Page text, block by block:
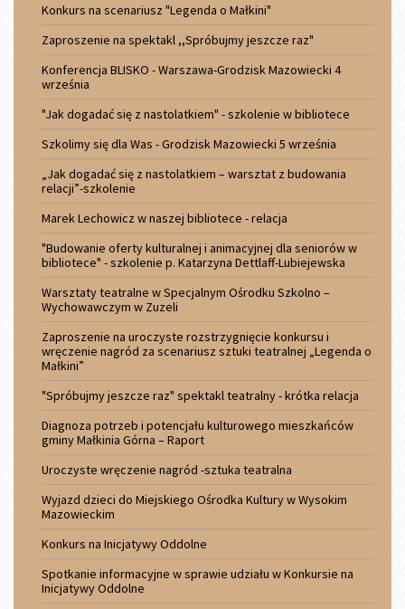
Konkurs na scenariusz "Legenda o Małkini"
Zaproszenie na spektakl ,,Spróbujmy jeszcze raz"
Konferencja BLISKO - Warszawa-Grodzisk Mazowiecki 4
września
"Jak dogadać się z nastolatkiem" - szkolenie w bibliotece
Szkolimy się dla Was - Grodzisk Mazowiecki 5 września
„Jak dogadać się z nastolatkiem – warsztat z budowania
relacji”-szkolenie
Marek Lechowicz w naszej bibliotece - relacja
"Budowanie oferty kulturalnej i animacyjnej dla seniorów w
bibliotece" - szkolenie p. Katarzyna Dettlaff-Lubiejewska
Warsztaty teatralne w Specjalnym Ośrodku Szkolno –
Wychowawczym w Zuzeli
Zaproszenie na uroczyste rozstrzygnięcie konkursu i
wręczenie nagród za scenariusz sztuki teatralnej „Legenda o
Małkini”
"Spróbujmy jeszcze raz" spektakl teatralny - krótka relacja
Diagnoza potrzeb i potencjału kulturowego mieszkańców
gminy Małkinia Górna – Raport
Uroczyste wręczenie nagród -sztuka teatralna
Wyjazd dzieci do Miejskiego Ośrodka Kultury w Wysokim
Mazowieckim
Konkurs na Inicjatywy Oddolne
Spotkanie informacyjne w sprawie udziału w Konkursie na
Inicjatywy Oddolne